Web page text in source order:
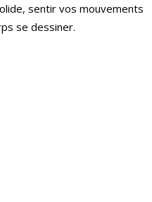
sentir vos mouvements
se dessiner.